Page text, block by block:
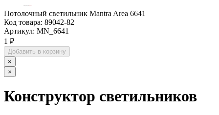
Потолочный светильник Mantra Area 6641
Код товара: 89042-82
Артикул: MN_6641
1 ₽
Добавить в корзину
×
×
Конструктор светильников